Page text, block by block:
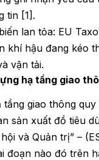
tin [1].
lan tỏa: EU
khí hậu đang kéo
vận tải.
hạ tầng giao
giao thông
sản xuất đồ tiêu
và Quản trị” –
đoạn nào đó trên